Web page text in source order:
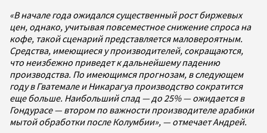
«В начале года ожидался существенный рост биржевых
цен, однако, учитывая повсеместное снижение спроса на
кофе, такой сценарий представляется маловероятным.
Средства, имеющиеся у производителей, сокращаются,
что неизбежно приведет к дальнейшему падению
производства. По имеющимся прогнозам, в следующем
году в Гватемале и Никарагуа производство сократится
еще больше. Наибольший спад — до 25% — ожидается в
Гондурасе — втором по важности производителе арабики
мытой обработки после Колумбии», — отмечает Андрей.